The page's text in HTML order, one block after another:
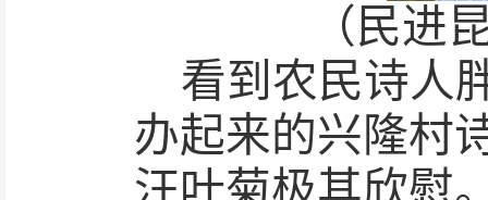
（民进
看到农民诗人
办起来的兴隆村